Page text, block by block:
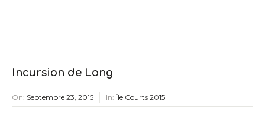
Incursion de Long
On: Septembre 23, 2015 In:Île Courts 2015